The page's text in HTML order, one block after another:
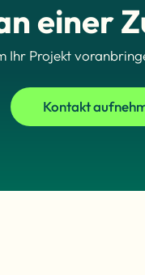
einer
Ihr Projekt
Kontakt